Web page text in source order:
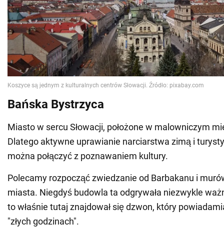
Bańska Bystrzyca
Miasto w sercu Słowacji, położone w malowniczym
Dlatego aktywne uprawianie narciarstwa zimą i
można połączyć z poznawaniem kultury.
Polecamy rozpocząć zwiedzanie od Barbakanu i
miasta. Niegdyś budowla ta odgrywała niezwykle
to właśnie tutaj znajdował się dzwon, który
"złych godzinach".